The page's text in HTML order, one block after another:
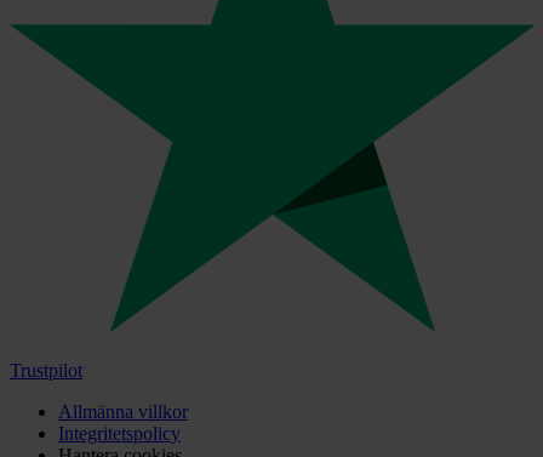
Trustpilot
Allmänna villkor
Integritetspolicy